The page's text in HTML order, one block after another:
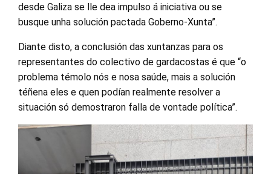
desde Galiza se lle dea impulso á iniciativa ou se
busque unha solución pactada Goberno-Xunta”.
Diante disto, a conclusión das xuntanzas para os
representantes do colectivo de gardacostas é que “o
problema témolo nós e nosa saúde, mais a solución
téñena eles e quen podían realmente resolver a
situación só demostraron falla de vontade política”.